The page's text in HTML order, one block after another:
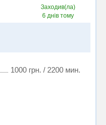
Заходив(ла)
6 днів тому
1000 грн. / 2200 мин.